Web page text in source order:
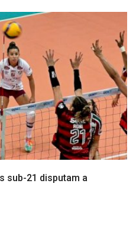
sub-21 disputam a